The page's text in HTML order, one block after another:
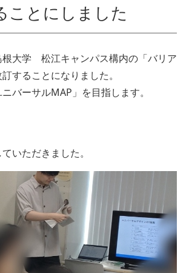
ことにしました
根大学 松江キャンパス構内の「バリア
することになりました。
バーサルMAP」を目指します。
いただきました。